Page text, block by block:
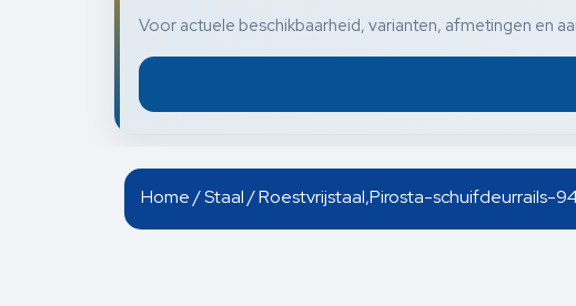
Voor actuele beschikbaarheid, varianten, afmetingen en
Home/Staal/ Roestvrijstaal,Pirosta-schuifdeurrails-